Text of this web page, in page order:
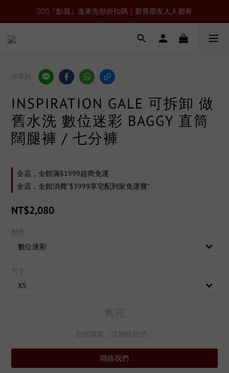
🙋🏻‍♂️『點我』進來先領折扣碼｜新舊朋友人人都有
分享到
INSPIRATION GALE 可拆卸 做
舊水洗 數位迷彩 BAGGY 直筒
闊腿褲 / 七分褲
全店，全館滿$1999超商免運
全店，全館消費“$3999享宅配到家免運費”
NT$2,080
顏色
尺寸
售完
若想購買，請聯絡我們。
聯絡我們